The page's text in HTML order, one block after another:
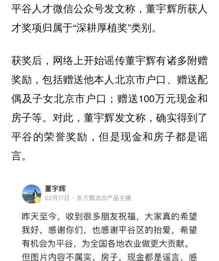
平谷人才微信公众号发文称，董宇辉所获人
才奖项归属于“深耕厚植奖”类别。
获奖后，网络上开始谣传董宇辉有诸多附赠
奖励，包括赠送他本人北京市户口、赠送配
偶及子女北京市户口；赠送100万元现金和
房子等。对此，董宇辉发文称，确实得到了
平谷的荣誉奖励，但是现金和房子都是谣
言。